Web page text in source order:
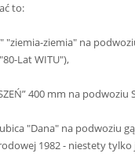
to:
ziemia" na
Lat WITU"),
400 mm na
"Dana" na podwoziu
1982 - niestety tylko